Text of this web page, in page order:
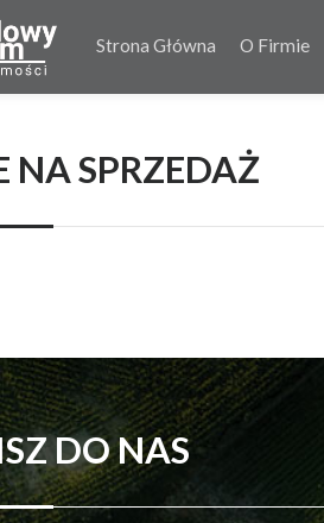
Strona Główna O Firmie
NA SPRZEDAŻ
DO NAS